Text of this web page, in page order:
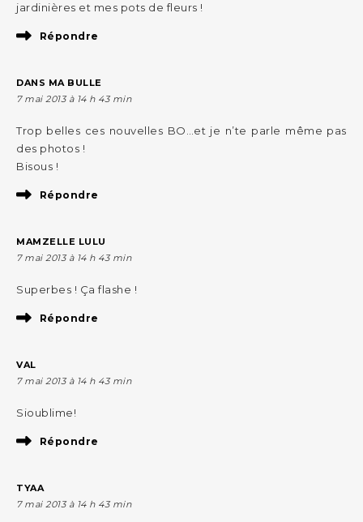
jardinières et mes pots de fleurs !
Répondre
DANS MA BULLE
7 mai 2013 à 14 h 43 min
Trop belles ces nouvelles BO…et je n’te parle même pas
des photos !
Bisous !
Répondre
MAMZELLE LULU
7 mai 2013 à 14 h 43 min
Superbes ! Ça flashe !
Répondre
VAL
7 mai 2013 à 14 h 43 min
Sioublime!
Répondre
TYAA
7 mai 2013 à 14 h 43 min